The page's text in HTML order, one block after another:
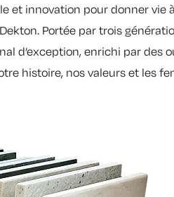
et innovation pour donner vie
Portée par trois
d’exception, enrichi par des
histoire, nos valeurs et les